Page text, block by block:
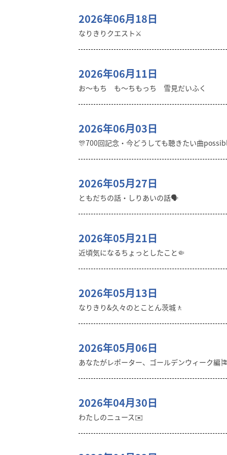
2026年06月18日
なりきりクエスト⚔️
2026年06月11日
お〜もち も〜ちもっち 雪見だいふく
2026年06月03日
🎊700回記念・今どうしても聴きたい曲
2026年05月27日
ともだちの話・しりあいの話🗣️
2026年05月21日
近頃気になるちょっとしたこと🤏
2026年05月13日
なりきり&久々のとことん茨城🚶
2026年05月06日
あなたがレポーター、ゴールデンウィーク編🎏
2026年04月30日
わたしのニュース✉️